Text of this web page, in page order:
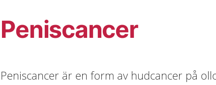
Peniscancer
Peniscancer är en form av hudcancer på